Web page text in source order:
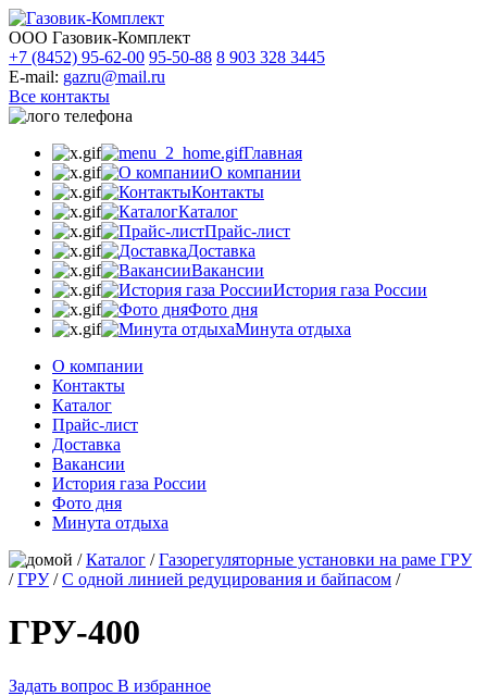
ООО Газовик-Комплект
+7 (8452) 95-62-00 95-50-88 8 903 328 3445
E-mail: gazru@mail.ru
Все контакты
Главная
О компании
Контакты
Каталог
Прайс-лист
Доставка
Вакансии
История газа России
Фото дня
Минута отдыха
О компании
Контакты
Каталог
Прайс-лист
Доставка
Вакансии
История газа России
Фото дня
Минута отдыха
/Каталог /Газорегуляторные установки на раме ГРУ
/ГРУ/С одной линией редуцирования и байпасом /
ГРУ-400
Задать вопрос В избранное